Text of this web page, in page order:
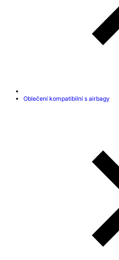
Oblečení kompatibilní s airbagy